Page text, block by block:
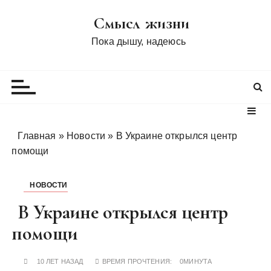
м
Смысл жизни
Пока дышу, надеюсь
Главная » Новости » В Украине открылся центр
помощи
НОВОСТИ
В Украине открылся центр
помощи
10 ЛЕТ НАЗАД ВРЕМЯ ПРОЧТЕНИЯ: 0МИНУТА